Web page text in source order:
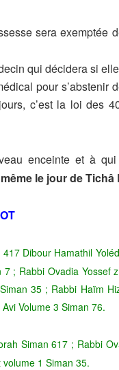
sera exemptée
qui décidera si
pour s’abstenir
c’est la loi des
enceinte et à
le jour de Tichâ
Dibour Hamathil
; Rabbi Ovadia Yossef
35 ; Rabbi Haïm
Volume 3 Siman 76.
Siman 617 ; Rabbi
1 Siman 35.